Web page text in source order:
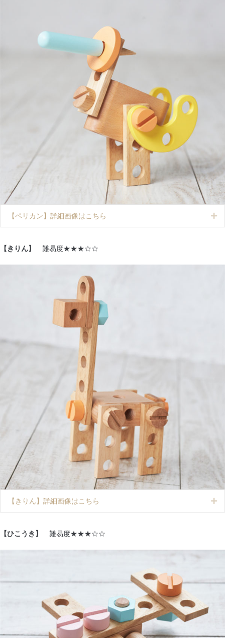
【ペリカン】詳細画像はこちら
【きりん】 難易度★★★☆☆
【きりん】詳細画像はこちら
【ひこうき】 難易度★★★☆☆